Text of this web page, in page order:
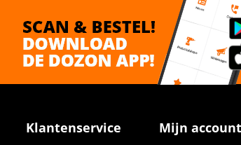
Klantenservice Mijn account